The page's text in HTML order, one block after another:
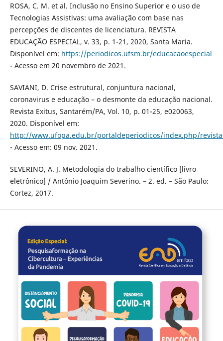
ROSA, C. M. et al. Inclusão no Ensino Superior e o uso de
Tecnologias Assistivas: uma avaliação com base nas
percepções de discentes de licenciatura. REVISTA
EDUCAÇÃO ESPECIAL, v. 33, p. 1-21, 2020, Santa Maria.
Disponível em: https://periodicos.ufsm.br/educacaoespecial
- Acesso em 20 novembro de 2021.
SAVIANI, D. Crise estrutural, conjuntura nacional,
coronavirus e educação – o desmonte da educação nacional.
Revista Exitus, Santarém/PA, Vol. 10, p. 01-25, e020063,
2020. Disponível em:
http://www.ufopa.edu.br/portaldeperiodicos/index.php/
- Acesso em: 09 nov. 2021.
SEVERINO, A. J. Metodologia do trabalho científico [livro
eletrônico] / Antônio Joaquim Severino. – 2. ed. – São Paulo:
Cortez, 2017.